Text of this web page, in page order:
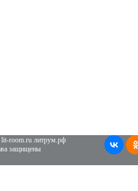
room.ru литрум.рф
защищены